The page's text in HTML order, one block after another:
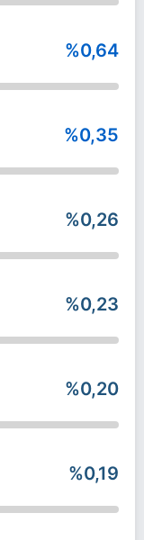
%0,64
%0,35
%0,26
%0,23
%0,20
%0,19